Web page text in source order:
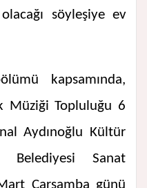
söyleşiye ev
kapsamında,
Müziği Topluluğu 6
Aydınoğlu Kültür
Belediyesi Sanat
Çarşamba günü